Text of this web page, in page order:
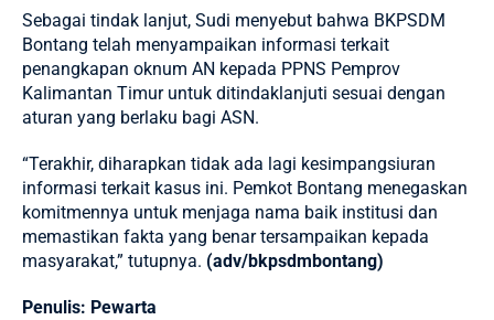
Sebagai tindak lanjut, Sudi menyebut bahwa BKPSDM
Bontang telah menyampaikan informasi terkait
penangkapan oknum AN kepada PPNS Pemprov
Kalimantan Timur untuk ditindaklanjuti sesuai dengan
aturan yang berlaku bagi ASN.
“Terakhir, diharapkan tidak ada lagi kesimpangsiuran
informasi terkait kasus ini. Pemkot Bontang menegaskan
komitmennya untuk menjaga nama baik institusi dan
memastikan fakta yang benar tersampaikan kepada
masyarakat,” tutupnya. (adv/bkpsdmbontang)
Penulis: Pewarta